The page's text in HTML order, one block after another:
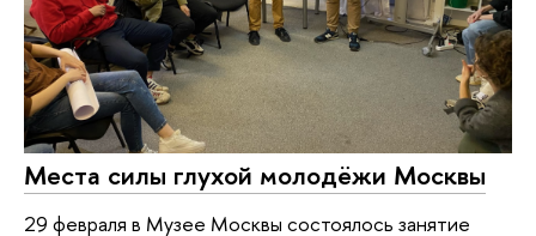
Места силы глухой молодёжи Москвы
29 февраля в Музее Москвы состоялось занятие